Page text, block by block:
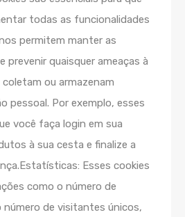
todas as funcionalidades
permitem manter as
prevenir quaisquer ameaças à
ou armazenam
pessoal. Por exemplo, esses
você faça login em sua
à sua cesta e finalize a
Esses cookies
como o número de
de visitantes únicos,